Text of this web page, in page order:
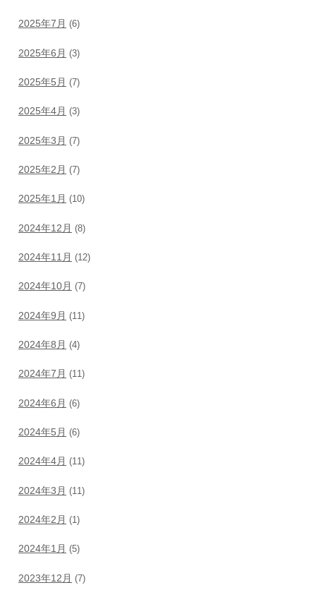
2025年7月 (6)
2025年6月 (3)
2025年5月 (7)
2025年4月 (3)
2025年3月 (7)
2025年2月 (7)
2025年1月 (10)
2024年12月 (8)
2024年11月 (12)
2024年10月 (7)
2024年9月 (11)
2024年8月 (4)
2024年7月 (11)
2024年6月 (6)
2024年5月 (6)
2024年4月 (11)
2024年3月 (11)
2024年2月 (1)
2024年1月 (5)
2023年12月 (7)